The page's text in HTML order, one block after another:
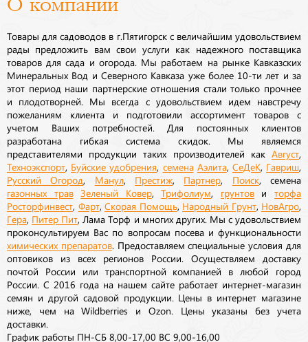
О компании
Товары для садоводов в г.Пятигорск с величайшим удовольствием
рады предложить вам свои услуги как надежного поставщика
товаров для сада и огорода. Мы работаем на рынке Кавказских
Минеральных Вод и Северного Кавказа уже более 10-ти лет и за
этот период наши партнерские отношения стали только прочнее
и плодотворней. Мы всегда с удовольствием идем навстречу
пожеланиям клиента и подготовили ассортимент товаров с
учетом Ваших потребностей. Для постоянных клиентов
разработана гибкая система скидок. Мы являемся
представителями продукции таких производителей как Август
Техноэкспорт Буйские удобрения семена Аэлита, СеДеК Гавриш
Русский Огород Манул, Престиж Партнер Поиск, семена
газонных трав Зеленый Ковер,Трифолиум грунтовиторфа
Росторфинвест Фарт, Скорая Помощь Народный Грунт, НовАгро
Гера Питер Пит , Лама Торф и многих других. Мы с удовольствием
проконсультируем Вас по вопросам посева и функциональности
химических препаратов. Предоставляем специальные условия для
оптовиков из всех регионов России. Осуществляем доставку
почтой России или транспортной компанией в любой город
России. С 2016 года на нашем сайте работает интернет-магазин
семян и другой садовой продукции. Цены в интернет магазине
ниже, чем на Wildberries и Ozon. Цены указаны без учета
доставки.
График работы ПН-СБ 8,00-17,00 ВС 9,00-16,00